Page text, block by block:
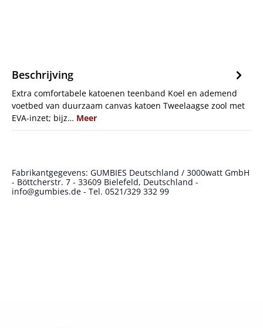
Beschrijving
Extra comfortabele katoenen teenband Koel en ademend
voetbed van duurzaam canvas katoen Tweelaagse zool met
EVA-inzet; bijz… Meer
Fabrikantgegevens: GUMBIES Deutschland / 3000watt GmbH
- Böttcherstr. 7 - 33609 Bielefeld, Deutschland -
info@gumbies.de - Tel. 0521/329 332 99